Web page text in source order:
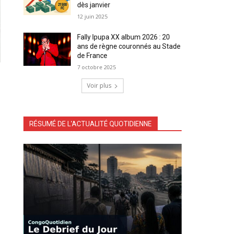
dès janvier
12 juin 2025
Fally Ipupa XX album 2026 : 20
ans de règne couronnés au Stade
de France
7 octobre 2025
Voir plus
RÉSUMÉ DE L'ACTUALITÉ QUOTIDIENNE